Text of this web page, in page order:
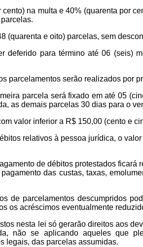
na multa e 40% (quarenta por
(quarenta e oito) parcelas, sem
deferido para término até 06 (seis)
parcelamentos serão realizados por
parcela será fixado em até 05
as demais parcelas 30 dias para o
valor inferior a R$ 150,00 (cento e
relativos à pessoa jurídica, o
de débitos protestados ficará
das custas, taxas,
de parcelamentos descumpridos
os acréscimos eventualmente
nesta lei só gerarão direitos aos
não se aplicando aqueles que
legais, das parcelas assumidas.